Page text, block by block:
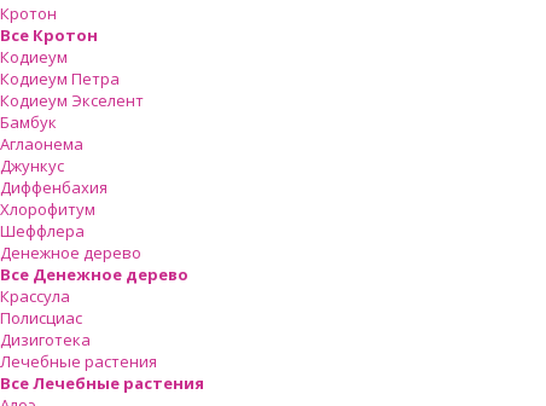
Кротон
Все Кротон
Кодиеум
Кодиеум Петра
Кодиеум Экселент
Бамбук
Аглаонема
Джункус
Диффенбахия
Хлорофитум
Шеффлера
Денежное дерево
Все Денежное дерево
Крассула
Полисциас
Дизиготека
Лечебные растения
Все Лечебные растения